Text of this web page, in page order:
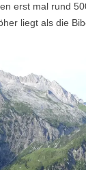
erst mal rund
liegt als die